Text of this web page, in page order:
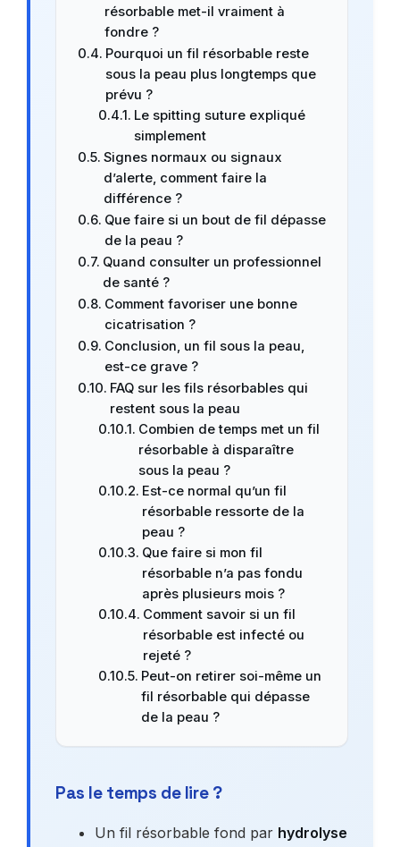
résorbable met-il vraiment à
fondre ?
Pourquoi un fil résorbable reste
sous la peau plus longtemps que
prévu ?
Le spitting suture expliqué
simplement
Signes normaux ou signaux
d’alerte, comment faire la
différence ?
Que faire si un bout de fil dépasse
de la peau ?
Quand consulter un professionnel
de santé ?
Comment favoriser une bonne
cicatrisation ?
Conclusion, un fil sous la peau,
est-ce grave ?
FAQ sur les fils résorbables qui
restent sous la peau
Combien de temps met un fil
résorbable à disparaître
sous la peau ?
Est-ce normal qu’un fil
résorbable ressorte de la
peau ?
Que faire si mon fil
résorbable n’a pas fondu
après plusieurs mois ?
Comment savoir si un fil
résorbable est infecté ou
rejeté ?
Peut-on retirer soi-même un
fil résorbable qui dépasse
de la peau ?
Pas le temps de lire ?
Un fil résorbable fond par hydrolyse